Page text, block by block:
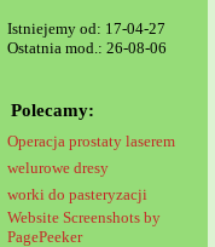
Istniejemy od: 17-04-27
Ostatnia mod.: 26-08-06
Polecamy:
Operacja prostaty laserem
welurowe dresy
worki do pasteryzacji
Website Screenshots by
PagePeeker